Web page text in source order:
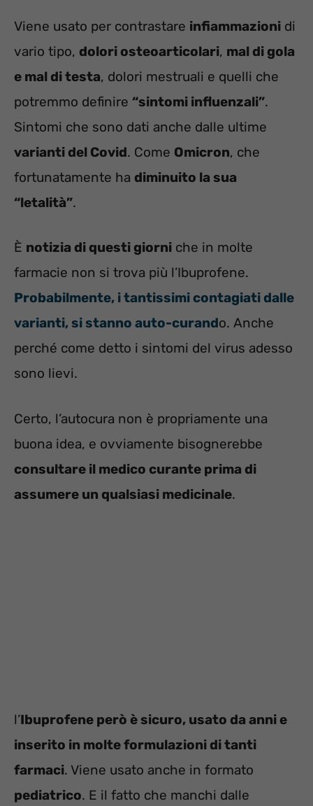
Viene usato per contrastare infiammazioni di
vario tipo, dolori osteoarticolari, mal di gola
e mal di testa, dolori mestruali e quelli che
potremmo definire “sintomi influenzali”.
Sintomi che sono dati anche dalle ultime
varianti del Covid. Come Omicron, che
fortunatamente ha diminuito la sua
“letalità”.
È notizia di questi giorni che in molte
farmacie non si trova più l’Ibuprofene.
Probabilmente, i tantissimi contagiati dalle
varianti, si stanno auto-curando. Anche
perché come detto i sintomi del virus adesso
sono lievi.
Certo, l’autocura non è propriamente una
buona idea, e ovviamente bisognerebbe
consultare il medico curante prima di
assumere un qualsiasi medicinale.
l’Ibuprofene però è sicuro, usato da anni e
inserito in molte formulazioni di tanti
farmaci. Viene usato anche in formato
pediatrico. E il fatto che manchi dalle